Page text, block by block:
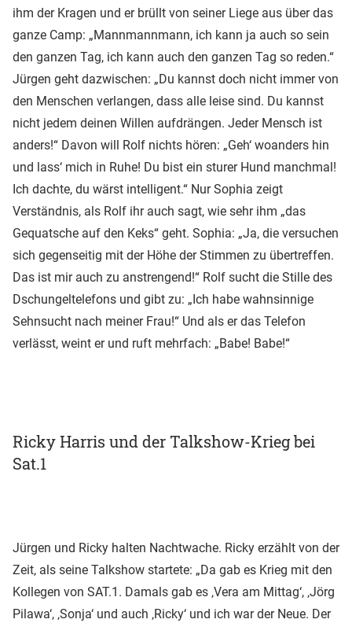
ihm der Kragen und er brüllt von seiner Liege aus über das
ganze Camp: „Mannmannmann, ich kann ja auch so sein
den ganzen Tag, ich kann auch den ganzen Tag so reden.“
Jürgen geht dazwischen: „Du kannst doch nicht immer von
den Menschen verlangen, dass alle leise sind. Du kannst
nicht jedem deinen Willen aufdrängen. Jeder Mensch ist
anders!“ Davon will Rolf nichts hören: „Geh‘ woanders hin
und lass‘ mich in Ruhe! Du bist ein sturer Hund manchmal!
Ich dachte, du wärst intelligent.“ Nur Sophia zeigt
Verständnis, als Rolf ihr auch sagt, wie sehr ihm „das
Gequatsche auf den Keks“ geht. Sophia: „Ja, die versuchen
sich gegenseitig mit der Höhe der Stimmen zu übertreffen.
Das ist mir auch zu anstrengend!“ Rolf sucht die Stille des
Dschungeltelefons und gibt zu: „Ich habe wahnsinnige
Sehnsucht nach meiner Frau!“ Und als er das Telefon
verlässt, weint er und ruft mehrfach: „Babe! Babe!“
Ricky Harris und der Talkshow-Krieg bei
Sat.1
Jürgen und Ricky halten Nachtwache. Ricky erzählt von der
Zeit, als seine Talkshow startete: „Da gab es Krieg mit den
Kollegen von SAT.1. Damals gab es ‚Vera am Mittag‘, ‚Jörg
Pilawa‘, ‚Sonja‘ und auch ‚Ricky‘ und ich war der Neue. Der